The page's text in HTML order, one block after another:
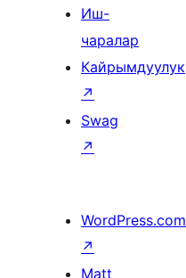
Иш-
чаралар
Кайрымдуулук
↗
Swag
↗
WordPress.com
↗
Matt